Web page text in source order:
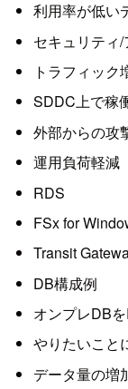
利用率が低い
セキュリティ
トラフィック
SDDC上で稼
外部からの攻
運用負荷軽減
RDS
FSx for
Transit
DB構成例
オンプレDB
やりたいこと
データ量の増